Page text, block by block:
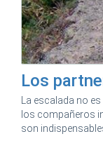
Los
La escalada no
los compañeros
son